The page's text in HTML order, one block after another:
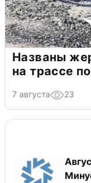
Названы
на трассе
7 августа 23